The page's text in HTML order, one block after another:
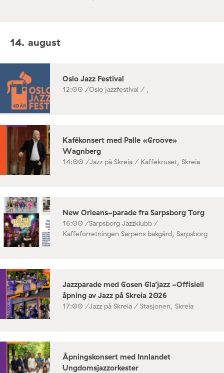
14. august
Oslo Jazz Festival
12:00 /Oslo jazzfestival / ,
Kafékonsert med Palle «Groove»
Wagnberg
14:00 /Jazz på Skreia / Kaffekruset, Skreia
New Orleans-parade fra Sarpsborg Torg
16:00 /Sarpsborg Jazzklubb /
Kaffeforretningen Sarpens bakgård, Sarpsborg
Jazzparade med Gosen Gla’jazz -Offisiell
åpning av Jazz på Skreia 2026
17:00 /Jazz på Skreia / Stasjonen, Skreia
Åpningskonsert med Innlandet
Ungdomsjazzorkester